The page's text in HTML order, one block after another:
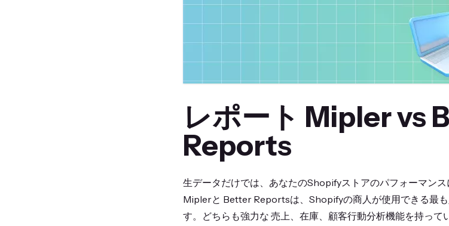
レポート Mipler vs
Reports
生データだけでは、あなたのShopifyストアのパフォーマンス
Miplerと Better Reportsは、Shopifyの商人が使用できる最
す。どちらも強力な 売上、在庫、顧客行動分析機能を持って